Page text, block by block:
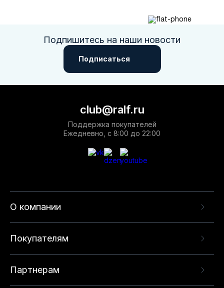
Подпишитесь на наши новости
Подписаться
О компании
Покупателям
Партнерам
club@ralf.ru
Поддержка покупателей
Ежедневно, с 8:00 до 22:00